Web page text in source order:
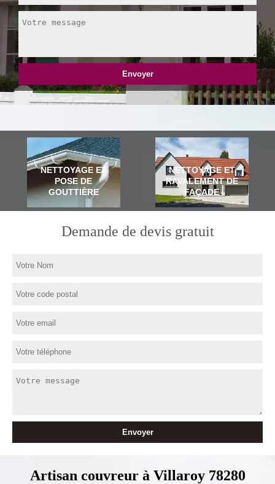
NETTOYAGE ET
POSE DE
GOUTTIÈRE
NETTOYAGE ET
RAVALEMENT DE
FAÇADE
Demande de devis gratuit
Artisan couvreur à Villaroy 78280